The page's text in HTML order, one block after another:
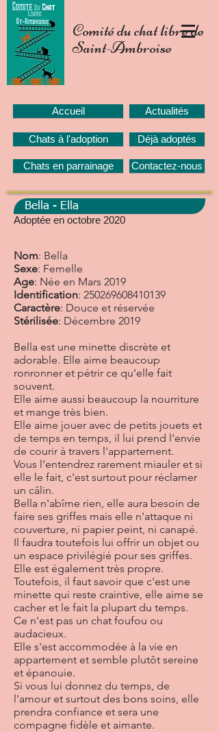
Comité du chat libre de
Saint-Ambroise
Accueil Actualités
Chats à l'adoption
Chats en parrainage
Déjà adoptés
Contactez-nous
Bella - Ella
Adoptée en octobre 2020
Nom: Bella
Sexe: Femelle
Age: Née en Mars 2019
Identification: 250269608410139
Caractère: Douce et réservée
Stérilisée: Décembre 2019
Bella est une minette discrète et
adorable. Elle aime beaucoup
ronronner et pétrir ce qu'elle fait
souvent.
Elle aime aussi beaucoup la nourriture
et mange très bien.
Elle aime jouer avec de petits jouets et
de temps en temps, il lui prend l'envie
de courir à travers l'appartement.
Vous l'entendrez rarement miauler et si
elle le fait, c'est surtout pour réclamer
un câlin.
Bella n'abîme rien, elle aura besoin de
faire ses griffes mais elle n'attaque ni
couverture, ni papier peint, ni canapé.
Il faudra toutefois lui offrir un objet ou
un espace privilégié pour ses griffes.
Elle est également très propre.
Toutefois, il faut savoir que c'est une
minette qui reste craintive, elle aime se
cacher et le fait la plupart du temps.
Ce n'est pas un chat foufou ou
audacieux.
Elle s'est accommodée à la vie en
appartement et semble plutôt sereine
et épanouie.
Si vous lui donnez du temps, de
l'amour et surtout des bons soins, elle
prendra confiance et sera une
compagne fidèle et aimante.